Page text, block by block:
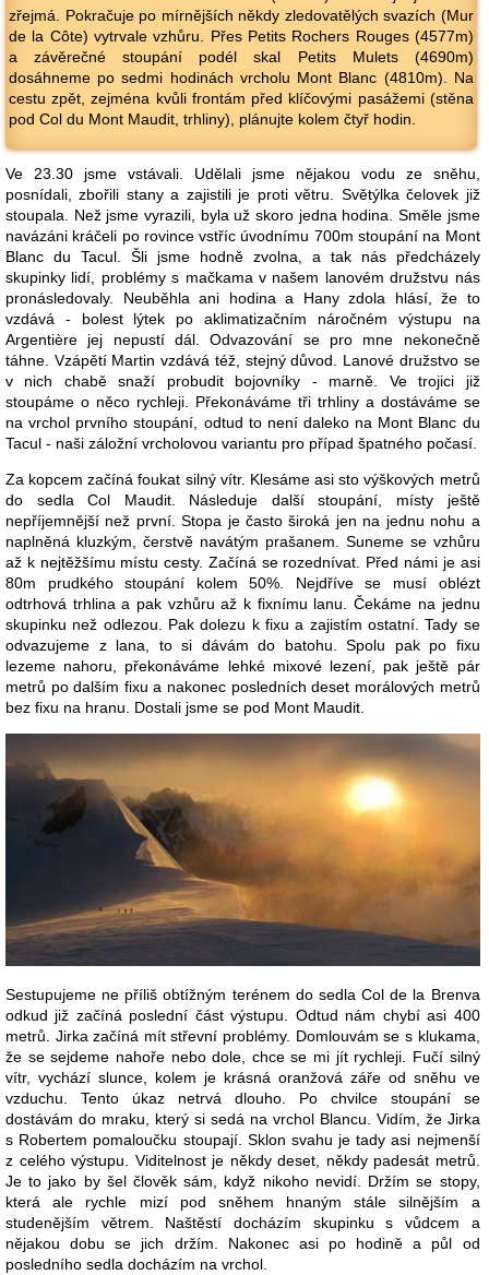
zřejmá. Pokračuje po mírnějších někdy zledovatělých svazích (Mur
de la Côte) vytrvale vzhůru. Přes Petits Rochers Rouges (4577m)
a závěrečné stoupání podél skal Petits Mulets (4690m)
dosáhneme po sedmi hodinách vrcholu Mont Blanc (4810m). Na
cestu zpět, zejména kvůli frontám před klíčovými pasážemi (stěna
pod Col du Mont Maudit, trhliny), plánujte kolem čtyř hodin.
Ve 23.30 jsme vstávali. Udělali jsme nějakou vodu ze sněhu,
posnídali, zbořili stany a zajistili je proti větru. Světýlka čelovek již
stoupala. Než jsme vyrazili, byla už skoro jedna hodina. Směle jsme
navázáni kráčeli po rovince vstříc úvodnímu 700m stoupání na Mont
Blanc du Tacul. Šli jsme hodně zvolna, a tak nás předcházely
skupinky lidí, problémy s mačkama v našem lanovém družstvu nás
pronásledovaly. Neuběhla ani hodina a Hany zdola hlásí, že to
vzdává - bolest lýtek po aklimatizačním náročném výstupu na
Argentière jej nepustí dál. Odvazování se pro mne nekonečně
táhne. Vzápětí Martin vzdává též, stejný důvod. Lanové družstvo se
v nich chabě snaží probudit bojovníky - marně. Ve trojici již
stoupáme o něco rychleji. Překonáváme tři trhliny a dostáváme se
na vrchol prvního stoupání, odtud to není daleko na Mont Blanc du
Tacul - naši záložní vrcholovou variantu pro případ špatného počasí.
Za kopcem začíná foukat silný vítr. Klesáme asi sto výškových metrů
do sedla Col Maudit. Následuje další stoupání, místy ještě
nepříjemnější než první. Stopa je často široká jen na jednu nohu a
naplněná kluzkým, čerstvě navátým prašanem. Suneme se vzhůru
až k nejtěžšímu místu cesty. Začíná se rozednívat. Před námi je asi
80m prudkého stoupání kolem 50%. Nejdříve se musí oblézt
odtrhová trhlina a pak vzhůru až k fixnímu lanu. Čekáme na jednu
skupinku než odlezou. Pak dolezu k fixu a zajistím ostatní. Tady se
odvazujeme z lana, to si dávám do batohu. Spolu pak po fixu
lezeme nahoru, překonáváme lehké mixové lezení, pak ještě pár
metrů po dalším fixu a nakonec posledních deset morálových metrů
bez fixu na hranu. Dostali jsme se pod Mont Maudit.
Sestupujeme ne příliš obtížným terénem do sedla Col de la Brenva
odkud již začíná poslední část výstupu. Odtud nám chybí asi 400
metrů. Jirka začíná mít střevní problémy. Domlouvám se s klukama,
že se sejdeme nahoře nebo dole, chce se mi jít rychleji. Fučí silný
vítr, vychází slunce, kolem je krásná oranžová záře od sněhu ve
vzduchu. Tento úkaz netrvá dlouho. Po chvilce stoupání se
dostávám do mraku, který si sedá na vrchol Blancu. Vidím, že Jirka
s Robertem pomaloučku stoupají. Sklon svahu je tady asi nejmenší
z celého výstupu. Viditelnost je někdy deset, někdy padesát metrů.
Je to jako by šel člověk sám, když nikoho nevidí. Držím se stopy,
která ale rychle mizí pod sněhem hnaným stále silnějším a
studenějším větrem. Naštěstí docházím skupinku s vůdcem a
nějakou dobu se jich držím. Nakonec asi po hodině a půl od
posledního sedla docházím na vrchol.